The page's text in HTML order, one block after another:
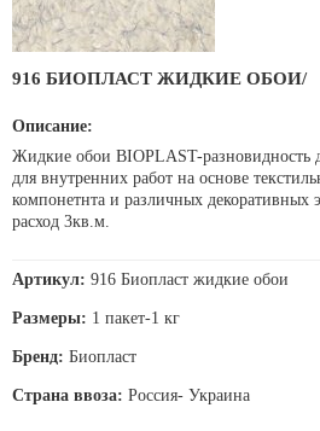
916 БИОПЛАСТ ЖИДКИЕ ОБОИ/
Описание:
Жидкие обои BIOPLAST-разновидность
для внутренних работ на основе
компонетнта и различных декоративных
расход 3кв.м.
Артикул: 916 Биопласт жидкие обои
Размеры: 1 пакет-1 кг
Бренд: Биопласт
Страна ввоза: Россия- Украина